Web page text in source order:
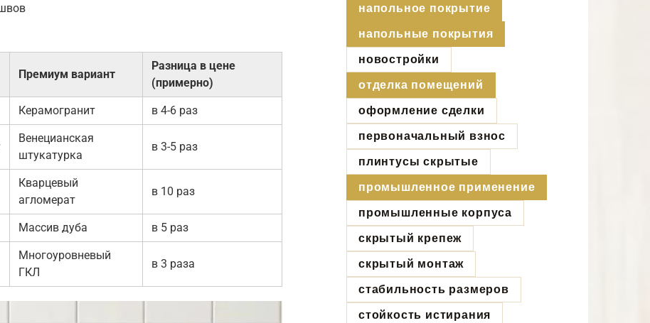
Премиум вариант
Разница в цене
(примерно)
Керамогранит в 4-6 раз
Венецианская
штукатурка
в 3-5 раз
Кварцевый
агломерат
в 10 раз
Массив дуба в 5 раз
Многоуровневый
ГКЛ
в 3 раза
напольное покрытие
напольные покрытия
новостройки
отделка помещений
оформление сделки
первоначальный взнос
плинтусы скрытые
промышленное применение
промышленные корпуса
скрытый крепеж
скрытый монтаж
стабильность размеров
стойкость истирания